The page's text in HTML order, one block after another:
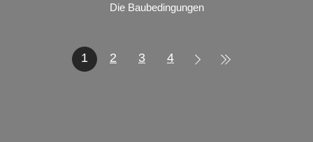
Die Baubedingungen
1 2 3 4